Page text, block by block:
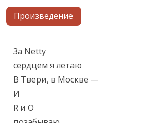
Произведение
Текст произведения
За Netty
сердцем я летаю
В Твери, в Москве —
И
R и О